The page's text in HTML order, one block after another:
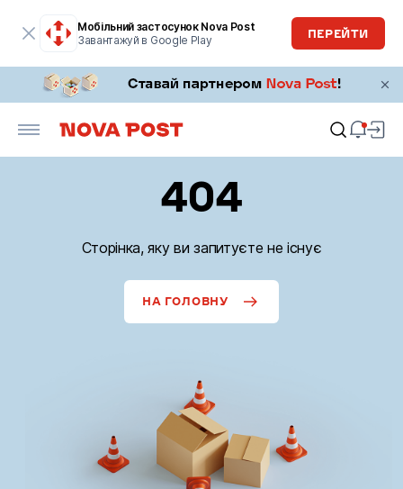
Мобільний застосунок Nova Post
Завантажуй в Google Play
ПЕРЕЙТИ
404
Сторінка, яку ви запитуєте не існує
НА ГОЛОВНУ